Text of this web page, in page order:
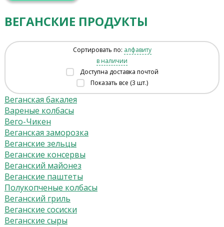
ВЕГАНСКИЕ ПРОДУКТЫ
Сортировать по: алфавиту
в наличии
Доступна доставка почтой
Показать все (3 шт.)
Веганская бакалея
Вареные колбасы
Вего-Чикен
Веганская заморозка
Веганские зельцы
Веганские консервы
Веганский майонез
Веганские паштеты
Полукопченые колбасы
Веганский гриль
Веганские сосиски
Веганские сыры